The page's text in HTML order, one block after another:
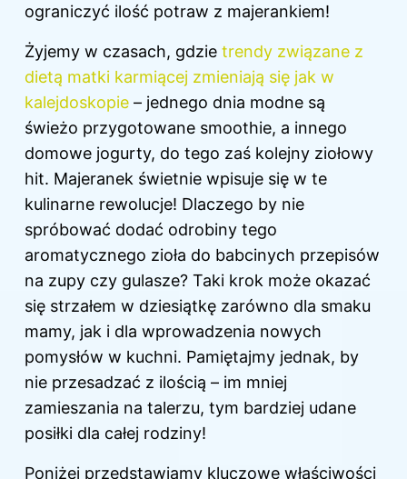
ograniczyć ilość potraw z majerankiem!
Żyjemy w czasach, gdzie trendy związane z
dietą matki karmiącej zmieniają się jak w
kalejdoskopie – jednego dnia modne są
świeżo przygotowane smoothie, a innego
domowe jogurty, do tego zaś kolejny ziołowy
hit. Majeranek świetnie wpisuje się w te
kulinarne rewolucje! Dlaczego by nie
spróbować dodać odrobiny tego
aromatycznego zioła do babcinych przepisów
na zupy czy gulasze? Taki krok może okazać
się strzałem w dziesiątkę zarówno dla smaku
mamy, jak i dla wprowadzenia nowych
pomysłów w kuchni. Pamiętajmy jednak, by
nie przesadzać z ilością – im mniej
zamieszania na talerzu, tym bardziej udane
posiłki dla całej rodziny!
Poniżej przedstawiamy kluczowe właściwości